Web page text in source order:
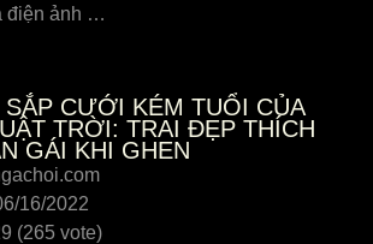
điện ảnh …
SẮP CƯỚI KÉM TUỔI CỦA
TRỜI: TRAI ĐẸP THÍCH
GÁI KHI GHEN
16/2022
(265 vote)